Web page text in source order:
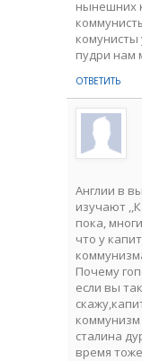
нынешних
комунисты
пудри нам
ОТВЕТИТЬ
Англии в
изучают
пока,
что у
Почему
если вы
сталина
время